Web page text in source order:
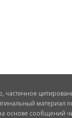
материал
основе сообщений